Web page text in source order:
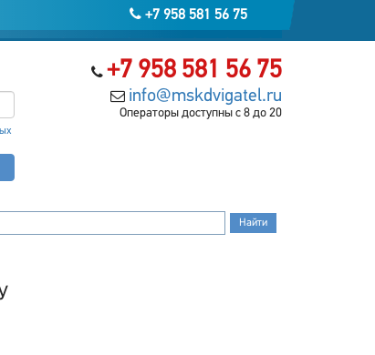
+7 958 581 56 75
+7 958 581 56 75
info@mskdvigatel.ru
Операторы доступны с 8 до 20